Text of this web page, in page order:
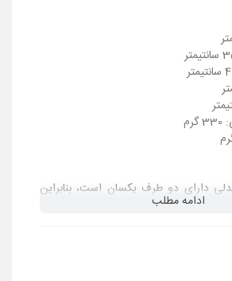
دارای دو طرف یکسان است، بنابراین
یکنواخت‌تر پشت و رو کرد.
زیرنشیمنی را در جای خود ثابت نگه
ادامه مطلب